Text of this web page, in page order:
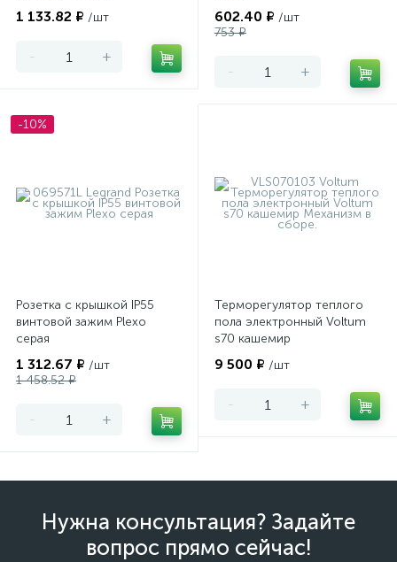
1 133.82 ₽ /шт
- +
602.40 ₽ /шт
753 ₽
- +
-10%
Розетка с крышкой IP55
винтовой зажим Plexo
серая
1 312.67 ₽ /шт
1 458.52 ₽
- +
Терморегулятор теплого
пола электронный Voltum
s70 кашемир
9 500 ₽ /шт
- +
Нужна консультация? Задайте
вопрос прямо сейчас!